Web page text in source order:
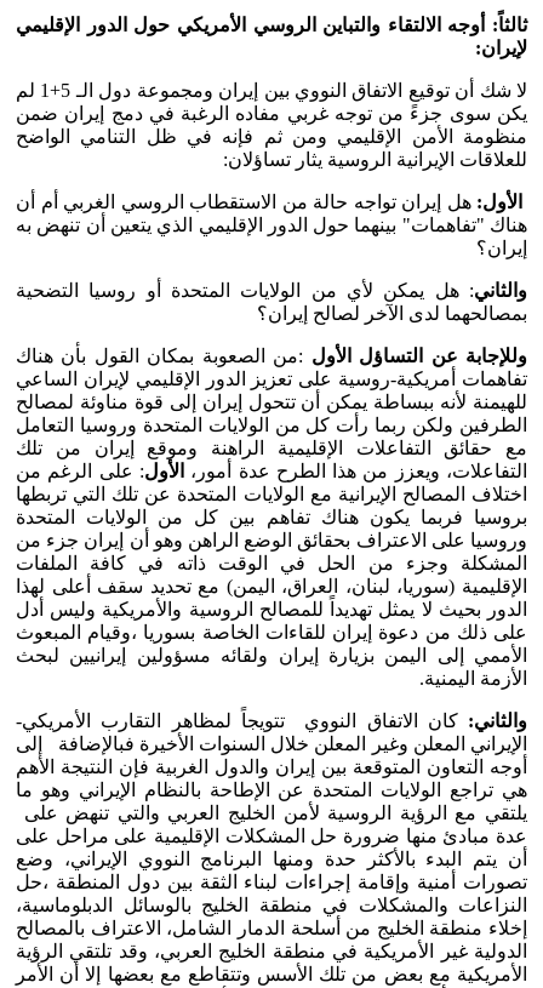
ثالثاً: أوجه الالتقاء والتباين الروسي الأمريكي حول الدور الإقليمي
لإيران:
لا شك أن توقيع الاتفاق النووي بين إيران ومجموعة دول الـ 5+1 لم
يكن سوى جزءً من توجه غربي مفاده الرغبة في دمج إيران ضمن
منظومة الأمن الإقليمي ومن ثم فإنه في ظل التنامي الواضح
للعلاقات الإيرانية الروسية يثار تساؤلان:
الأول: هل إيران تواجه حالة من الاستقطاب الروسي الغربي أم أن
هناك "تفاهمات" بينهما حول الدور الإقليمي الذي يتعين أن تنهض به
إيران؟
والثاني: هل يمكن لأي من الولايات المتحدة أو روسيا التضحية
بمصالحهما لدى الآخر لصالح إيران؟
وللإجابة عن التساؤل الأول :من الصعوبة بمكان القول بأن هناك
تفاهمات أمريكية-روسية على تعزيز الدور الإقليمي لإيران الساعي
للهيمنة لأنه ببساطة يمكن أن تتحول إيران إلى قوة مناوئة لمصالح
الطرفين ولكن ربما رأت كل من الولايات المتحدة وروسيا التعامل
مع حقائق التفاعلات الإقليمية الراهنة وموقع إيران من تلك
التفاعلات، ويعزز من هذا الطرح عدة أمور، الأول: على الرغم من
اختلاف المصالح الإيرانية مع الولايات المتحدة عن تلك التي تربطها
بروسيا فربما يكون هناك تفاهم بين كل من الولايات المتحدة
وروسيا على الاعتراف بحقائق الوضع الراهن وهو أن إيران جزء من
المشكلة وجزء من الحل في الوقت ذاته في كافة الملفات
الإقليمية (سوريا، لبنان، العراق، اليمن) مع تحديد سقف أعلى لهذا
الدور بحيث لا يمثل تهديداً للمصالح الروسية والأمريكية وليس أدل
على ذلك من دعوة إيران للقاءات الخاصة بسوريا ،وقيام المبعوث
الأممي إلى اليمن بزيارة إيران ولقائه مسؤولين إيرانيين لبحث
الأزمة اليمنية.
والثاني: كان الاتفاق النووي تتويجاً لمظاهر التقارب الأمريكي-
الإيراني المعلن وغير المعلن خلال السنوات الأخيرة فبالإضافة إلى
أوجه التعاون المتوقعة بين إيران والدول الغربية فإن النتيجة الأهم
هي تراجع الولايات المتحدة عن الإطاحة بالنظام الإيراني وهو ما
يلتقي مع الرؤية الروسية لأمن الخليج العربي والتي تنهض على
عدة مبادئ منها ضرورة حل المشكلات الإقليمية على مراحل على
أن يتم البدء بالأكثر حدة ومنها البرنامج النووي الإيراني، وضع
تصورات أمنية وإقامة إجراءات لبناء الثقة بين دول المنطقة ،حل
النزاعات والمشكلات في منطقة الخليج بالوسائل الدبلوماسية،
إخلاء منطقة الخليج من أسلحة الدمار الشامل، الاعتراف بالمصالح
الدولية غير الأمريكية في منطقة الخليج العربي، وقد تلتقي الرؤية
الأمريكية مع بعض من تلك الأسس وتتقاطع مع بعضها إلا أن الأمر